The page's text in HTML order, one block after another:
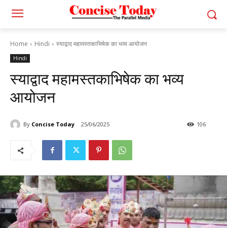
Home Hindi स्याद्वाद महामस्तकाभिषेक का भव्य आयोजन
Hindi
स्याद्वाद महामस्तकाभिषेक का भव्य
आयोजन
By Concise Today 25/06/2025 106